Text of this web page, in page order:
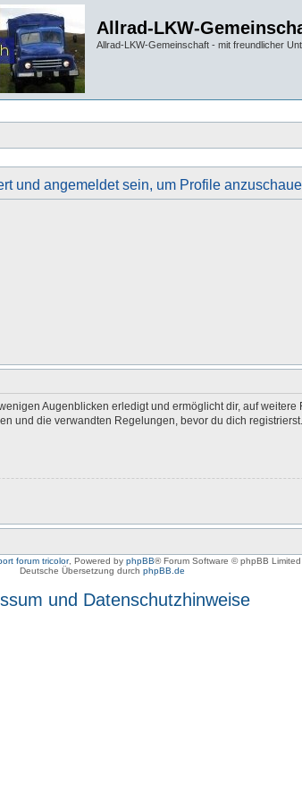
Allrad-LKW-
Allrad-LKW-Gemeinschaft - mit freundlicher
und angemeldet sein, um Profile
Augenblicken erledigt und ermöglicht dir, auf
und die verwandten Regelungen, bevor du dich
forum tricolor, Powered by phpBB® Forum Software © phpBB Limited
Deutsche Übersetzung durch phpBB.de
und Datenschutzhinweise